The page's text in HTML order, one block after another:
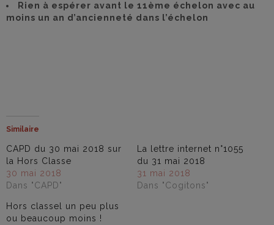
Rien à espérer avant le 11ème échelon avec au
moins un an d’ancienneté dans l’échelon
Similaire
CAPD du 30 mai 2018 sur
la Hors Classe
30 mai 2018
Dans "CAPD"
La lettre internet n°1055
du 31 mai 2018
31 mai 2018
Dans "Cogitons"
Hors classel un peu plus
ou beaucoup moins !